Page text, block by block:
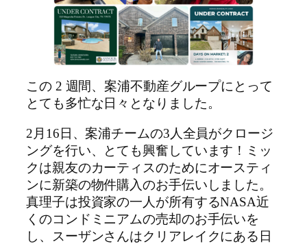
この 2 週間、案浦不動産グループにとって
とても多忙な日々となりました。
2月16日、案浦チームの3人全員がクロージ
ングを行い、とても興奮しています！ミッ
クは親友のカーティスのためにオースティ
ンに新築の物件購入のお手伝いしました。
真理子は投資家の一人が所有するNASA近
くのコンドミニアムの売却のお手伝いを
し、スーザンさんはクリアレイクにある日